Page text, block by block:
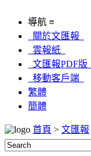
導航 ≡
關於文匯報
雲報紙
文匯報PDF版
移動客戶端
繁體
簡體
首頁 > 文匯報